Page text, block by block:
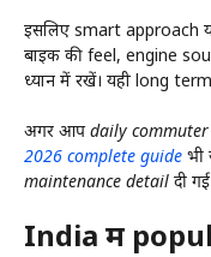
इसलिए smart approach
बाइक की feel, engine
ध्यान में रखें। यही long
अगर आप daily commuter
2026 complete guide भी
maintenance detail दी गई
India में